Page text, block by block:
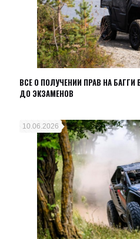
ВСЕ О ПОЛУЧЕНИИ ПРАВ НА
ДО ЭКЗАМЕНОВ
10.06.2026